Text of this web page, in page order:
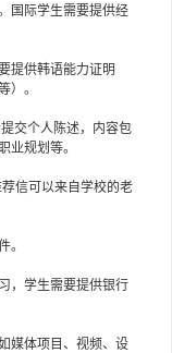
国际学生需要提供经
提供韩语能力证明
）。
交个人陈述，内容包
规划等。
信可以来自学校的老
，学生需要提供银行
媒体项目、视频、设